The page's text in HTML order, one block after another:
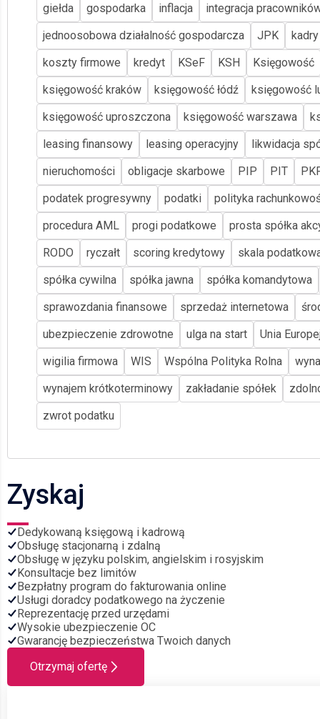
giełda
gospodarka inflacja
integracja
jednoosobowa działalność gospodarcza
JPK
kadry
koszty firmowe
kredyt KSeF KSH
Księgowość
księgowość kraków
księgowość łódź
księgowość
księgowość uproszczona
księgowość warszawa
leasing finansowy
leasing operacyjny
likwidacja
nieruchomości
obligacje skarbowe PIP PIT
podatek progresywny
podatki
polityka
procedura AML
progi podatkowe
prosta spółka
RODO
ryczałt scoring kredytowy
skala
spółka cywilna
spółka jawna
spółka komandytowa
sprawozdania finansowe
sprzedaż internetowa
ubezpieczenie zdrowotne
ulga na start
Unia
wigilia firmowa
WIS Wspólna Polityka Rolna
wynajem krótkoterminowy
zakładanie spółek
zwrot podatku
Zyskaj
Dedykowaną księgową i kadrową
Obsługę stacjonarną i zdalną
Obsługę w języku polskim, angielskim i rosyjskim
Konsultacje bez limitów
Bezpłatny program do fakturowania online
Usługi doradcy podatkowego na życzenie
Reprezentację przed urzędami
Wysokie ubezpieczenie OC
Gwarancję bezpieczeństwa Twoich danych
Otrzymaj ofertę